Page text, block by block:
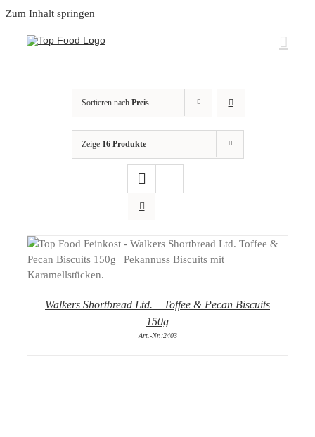
Zum Inhalt springen
Sortieren nach Preis
Zeige 16 Produkte
DETAILS
Walkers Shortbread Ltd. – Toffee & Pecan Biscuits
150g
Art.-Nr.:2403